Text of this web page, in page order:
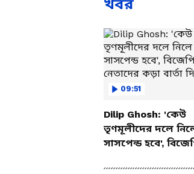
খবর
09:51
Dilip Ghosh: 'কেউ
তৃণমূলীদের দলে
সাসপেন্ড হবে',